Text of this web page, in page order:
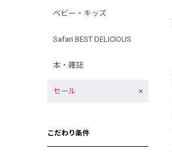
ベビー・キッズ
Safari BEST DELICIOUS
本・雑誌
セール
こだわり条件